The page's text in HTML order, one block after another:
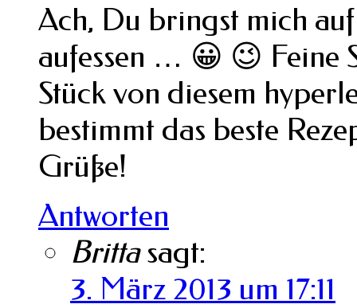
Ach, Du bringst mich
aufessen … 😀 😉 Feine
Stück von diesem
bestimmt das beste
Grüße!
Antworten
Britta sagt:
3. März 2013 um 17:11